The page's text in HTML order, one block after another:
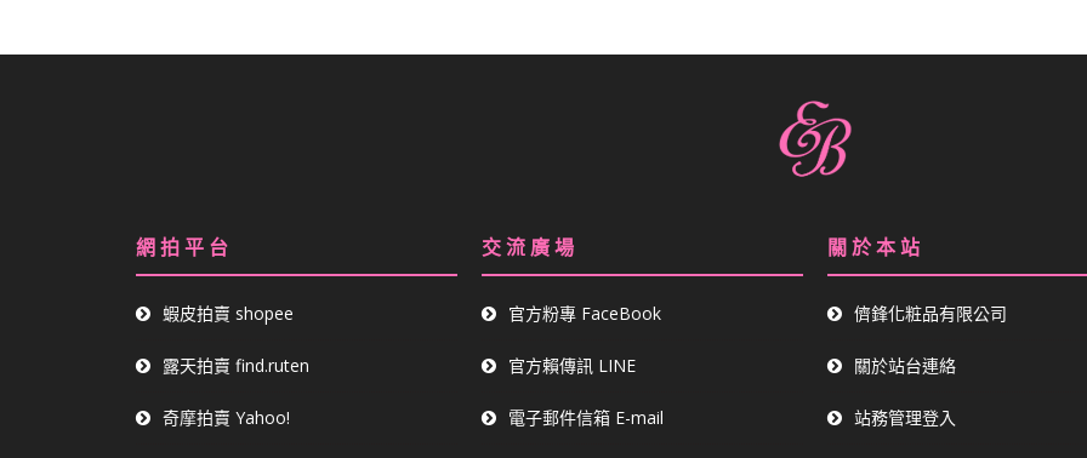
網 拍 平 台
蝦皮拍賣 shopee
露天拍賣 find.ruten
奇摩拍賣 Yahoo!
交 流 廣 場
官方粉專 FaceBook
官方賴傳訊 LINE
電子郵件信箱 E-mail
關 於 本 站
儕鋒化粧品有限公司
關於站台連絡
站務管理登入